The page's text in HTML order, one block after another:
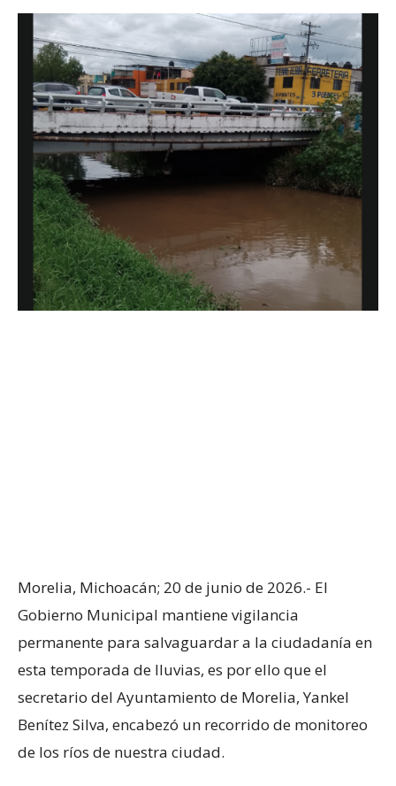
Morelia, Michoacán; 20 de junio de 2026.- El
Gobierno Municipal mantiene vigilancia
permanente para salvaguardar a la ciudadanía en
esta temporada de lluvias, es por ello que el
secretario del Ayuntamiento de Morelia, Yankel
Benítez Silva, encabezó un recorrido de monitoreo
de los ríos de nuestra ciudad.